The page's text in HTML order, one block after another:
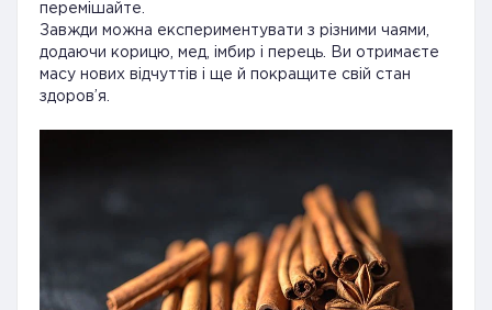
перемішайте.
Завжди можна експериментувати з різними чаями,
додаючи корицю, мед, імбир і перець. Ви отримаєте
масу нових відчуттів і ще й покращите свій стан
здоров’я.